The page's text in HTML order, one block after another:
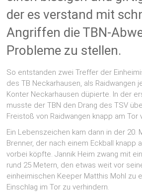
der es verstand mit
Angriffen die TBN-
Probleme zu stellen.
So entstanden zwei Treffer der
des TB Neckarhausen, als Raidwangen
Konter Neckarhausen düpierte. In der
musste der TBN den Drang des TSV
Freistoß von Raidwangen knapp am Tor
Ein Lebenszeichen kam dann in der 20.
Brenner, der nach einem Eckball knapp
vorbei köpfte. Jannik Heim zwang mit
rund 25 Metern, den etwas weit vor
einheimischen Keeper Matthis Mohl zu
Einschlag im Tor zu verhindern.